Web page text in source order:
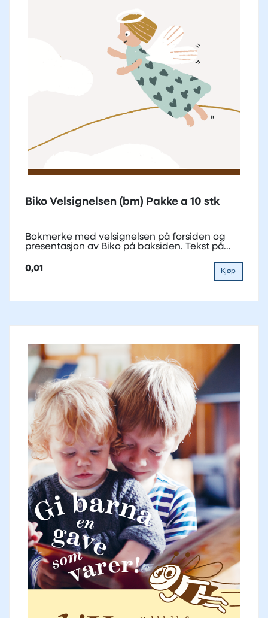
Biko Velsignelsen (bm) Pakke a 10 stk
Bokmerke med velsignelsen på forsiden og
presentasjon av Biko på baksiden. Tekst på
0,01
Kjøp